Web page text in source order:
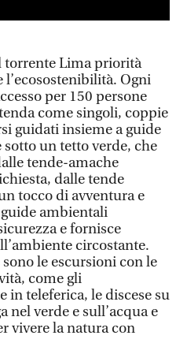
torrente Lima priorità
l’ecosostenibilità. Ogni
per 150 persone
come singoli, coppie
guidati insieme a guide
sotto un tetto verde, che
tende-amache
dalle tende
tocco di avventura e
ambientali
e fornisce
circostante.
le escursioni con le
come gli
in teleferica, le discese su
nel verde e sull’acqua e
vivere la natura con